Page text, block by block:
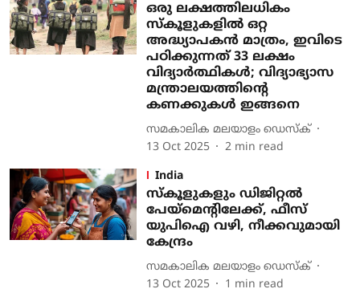
ഒരു ലക്ഷത്തിലധികം
സ്കൂളുകളിൽ ഒറ്റ
അദ്ധ്യാപകൻ മാത്രം, ഇവിടെ
പഠിക്കുന്നത് 33 ലക്ഷം
വിദ്യാർത്ഥികൾ; വിദ്യാഭ്യാസ
മന്ത്രാലയത്തിന്റെ
കണക്കുകൾ ഇങ്ങനെ
സമകാലിക മലയാളം ഡെസ്ക്
13 Oct 2025
2 min read
India
സ്‌കൂളുകളും ഡിജിറ്റല്‍
പേയ്മെന്‍റിലേക്ക്, ഫീസ്
യുപിഐ വഴി, നീക്കവുമായി
കേന്ദ്രം
സമകാലിക മലയാളം ഡെസ്ക്
13 Oct 2025
1 min read